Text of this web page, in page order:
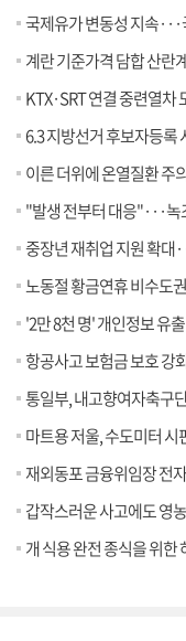
국제유가 변동성 지속
계란 기준가격 담합 산란
KTX·SRT 연결 중련열차
6.3 지방선거 후보자등록
이른 더위에 온열질환
"발생 전부터 대응"···
중장년 재취업 지원 확대
노동절 황금연휴 비수도
'2만 8천 명' 개인정보 유
항공사고 보험금 보호 강
통일부, 내고향여자축구
마트용 저울, 수도미터 시판품
재외동포 금융위임장 전
갑작스러운 사고에도 영농에
개 식용 완전 종식을 위한